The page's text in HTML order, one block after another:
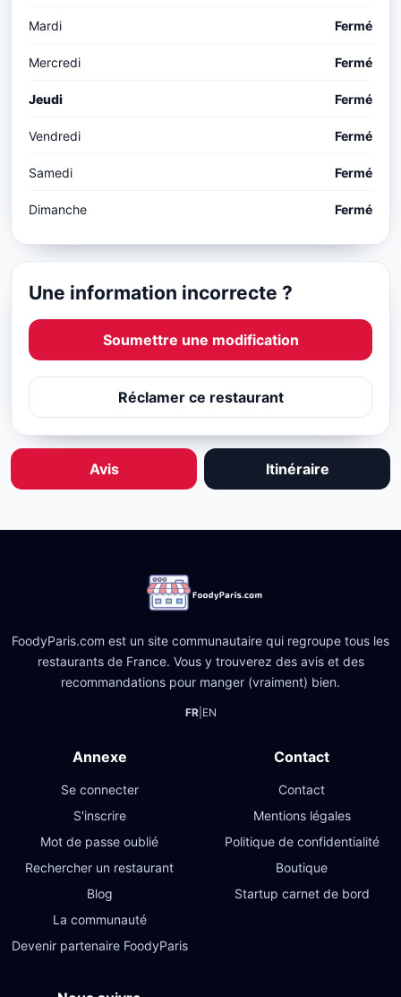
Mardi Fermé
Mercredi Fermé
Jeudi Fermé
Vendredi Fermé
Samedi Fermé
Dimanche Fermé
Une information incorrecte ?
Soumettre une modification
Réclamer ce restaurant
Avis Itinéraire
FoodyParis.com est un site communautaire qui regroupe tous les
restaurants de France. Vous y trouverez des avis et des
recommandations pour manger (vraiment) bien.
FR| EN
Annexe
Se connecter
S'inscrire
Mot de passe oublié
Rechercher un restaurant
Blog
La communauté
Devenir partenaire FoodyParis
Contact
Contact
Mentions légales
Politique de confidentialité
Boutique
Startup carnet de bord